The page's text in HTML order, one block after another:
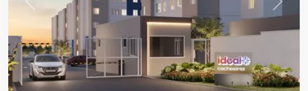
Previous Next